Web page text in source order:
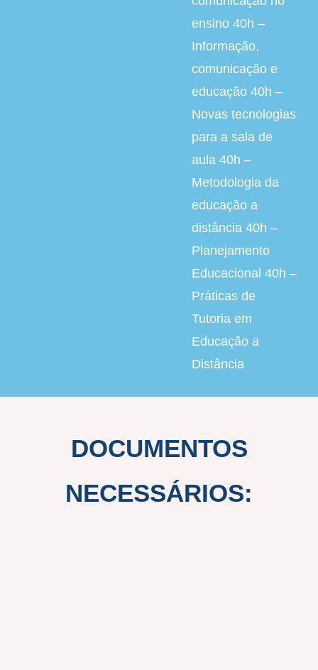
ensino 40h –
Informação,
comunicação e
educação 40h –
Novas tecnologias
para a sala de
aula 40h –
Metodologia da
educação a
distância 40h –
Planejamento
Educacional 40h –
Práticas de
Tutoria em
Educação a
Distância
DOCUMENTOS
NECESSÁRIOS: